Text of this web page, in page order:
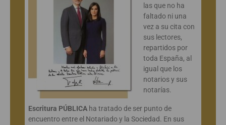
las que no ha
faltado ni una
vez a su cita con
sus lectores,
repartidos por
toda España, al
igual que los
notarios y sus
notarías.
Escritura PÚBLICA ha tratado de ser punto de
encuentro entre el Notariado y la Sociedad. En sus